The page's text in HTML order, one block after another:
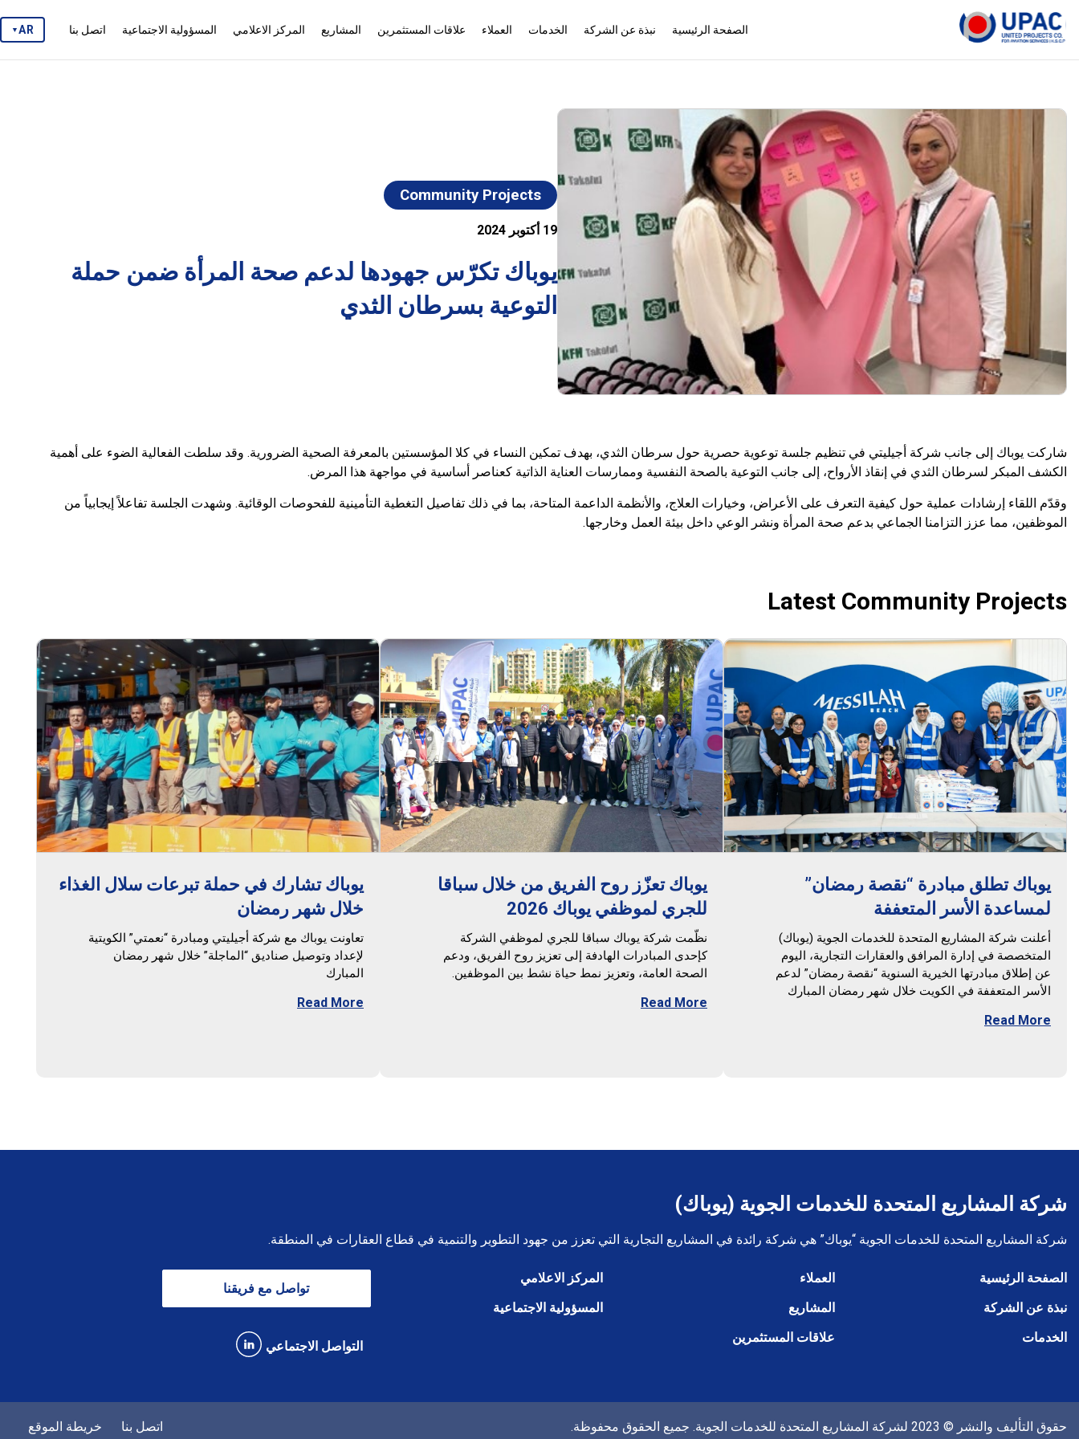
الصفحة الرئيسية نبذة عن الشركة الخدمات العملاء علاقات المستثمرين المشاريع المركز الاعلامي المسؤولية الاجتماعية اتصل بنا AR
▼
Community Projects
19 أكتوبر 2024
يوباك تكرّس جهودها لدعم صحة المرأة ضمن حملة
التوعية بسرطان الثدي
شاركت يوباك إلى جانب شركة أجيليتي في تنظيم جلسة توعوية حصرية حول سرطان الثدي، بهدف تمكين النساء في كلا المؤسستين بالمعرفة الصحية الضرورية. وقد سلطت الفعالية الضوء على أهمية
الكشف المبكر لسرطان الثدي في إنقاذ الأرواح، إلى جانب التوعية بالصحة النفسية وممارسات العناية الذاتية كعناصر أساسية في مواجهة هذا المرض.
وقدّم اللقاء إرشادات عملية حول كيفية التعرف على الأعراض، وخيارات العلاج، والأنظمة الداعمة المتاحة، بما في ذلك تفاصيل التغطية التأمينية للفحوصات الوقائية. وشهدت الجلسة تفاعلاً إيجابياً من
الموظفين، مما عزز التزامنا الجماعي بدعم صحة المرأة ونشر الوعي داخل بيئة العمل وخارجها.
Latest Community Projects
يوباك تطلق مبادرة “نقصة رمضان”
لمساعدة الأسر المتعففة
أعلنت شركة المشاريع المتحدة للخدمات الجوية (يوباك)
المتخصصة في إدارة المرافق والعقارات التجارية، اليوم
عن إطلاق مبادرتها الخيرية السنوية “نقصة رمضان” لدعم
الأسر المتعففة في الكويت خلال شهر رمضان المبارك
Read More
يوباك تعزّز روح الفريق من خلال سباقا
للجري لموظفي يوباك 2026
نظّمت شركة يوباك سباقا للجري لموظفي الشركة
كإحدى المبادرات الهادفة إلى تعزيز روح الفريق، ودعم
الصحة العامة، وتعزيز نمط حياة نشط بين الموظفين.
Read More
يوباك تشارك في حملة تبرعات سلال الغذاء
خلال شهر رمضان
تعاونت يوباك مع شركة أجيليتي ومبادرة “نعمتي” الكويتية
لإعداد وتوصيل صناديق “الماجلة” خلال شهر رمضان
المبارك
Read More
شركة المشاريع المتحدة للخدمات الجوية (يوباك)
شركة المشاريع المتحدة للخدمات الجوية “يوباك” هي شركة رائدة في المشاريع التجارية التي تعزز من جهود التطوير والتنمية في قطاع العقارات في المنطقة.
الصفحة الرئيسية
نبذة عن الشركة
الخدمات
العملاء
المشاريع
علاقات المستثمرين
المركز الاعلامي
المسؤولية الاجتماعية
تواصل مع فريقنا
التواصل الاجتماعي
حقوق التأليف والنشر © 2023 لشركة المشاريع المتحدة للخدمات الجوية. جميع الحقوق محفوظة. اتصل بنا خريطة الموقع